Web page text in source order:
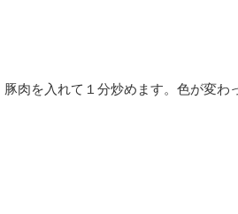
肉を入れて１分炒めます。色が変わ